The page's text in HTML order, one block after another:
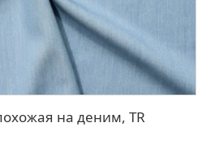
на деним, TR